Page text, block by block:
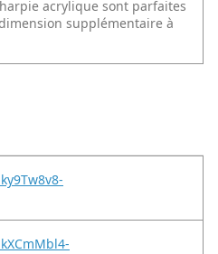
acrylique sont parfaites
supplémentaire à